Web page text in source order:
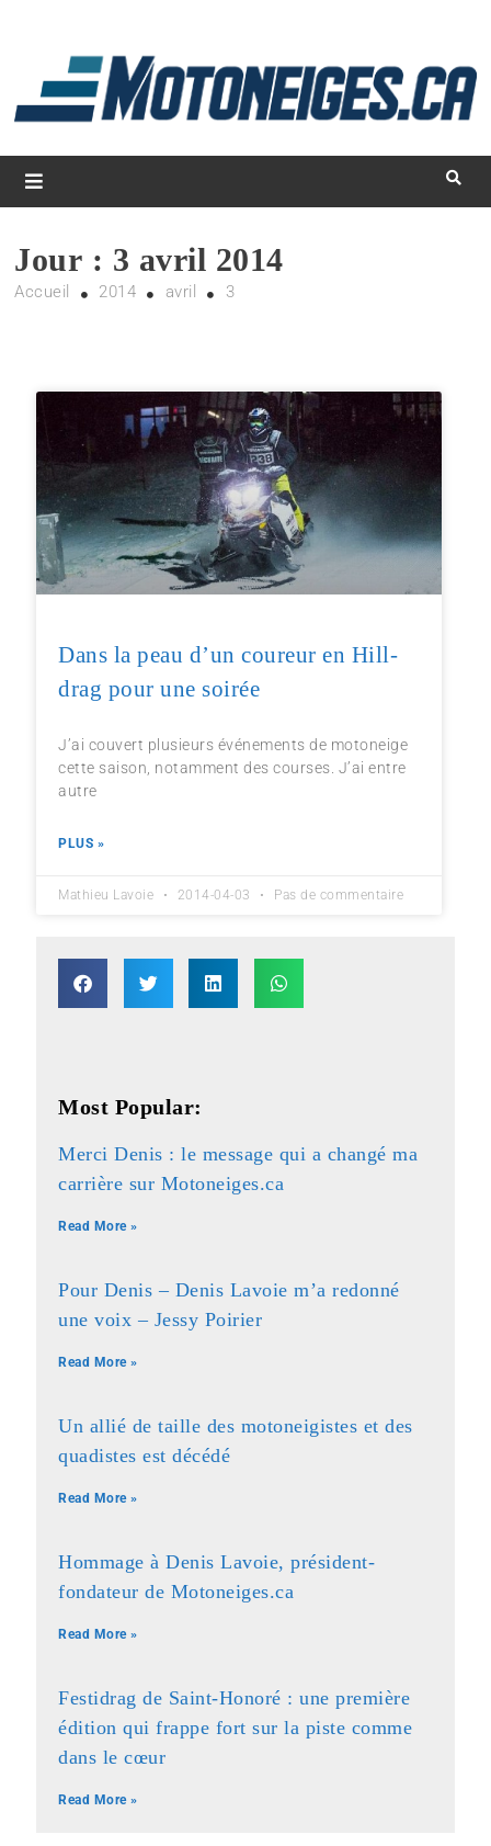
Magazine Motoneiges.ca
Jour : 3 avril 2014
Accueil 2014 avril 3
Dans la peau d’un coureur en Hill-
drag pour une soirée
J’ai couvert plusieurs événements de motoneige
cette saison, notamment des courses. J’ai entre
autre
PLUS »
Mathieu Lavoie 2014-04-03 Pas de commentaire
Most Popular:
Merci Denis : le message qui a changé ma
carrière sur Motoneiges.ca
Read More »
Pour Denis – Denis Lavoie m’a redonné
une voix – Jessy Poirier
Read More »
Un allié de taille des motoneigistes et des
quadistes est décédé
Read More »
Hommage à Denis Lavoie, président-
fondateur de Motoneiges.ca
Read More »
Festidrag de Saint-Honoré : une première
édition qui frappe fort sur la piste comme
dans le cœur
Read More »